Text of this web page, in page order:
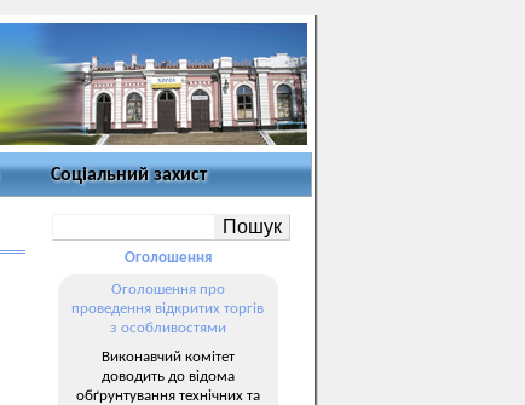
Соціальний захист
Оголошення
Оголошення про
проведення відкритих торгів
з особливостями
Виконавчий комітет
доводить до відома
обґрунтування технічних та